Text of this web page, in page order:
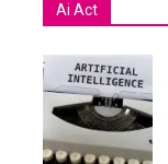
Ai Act